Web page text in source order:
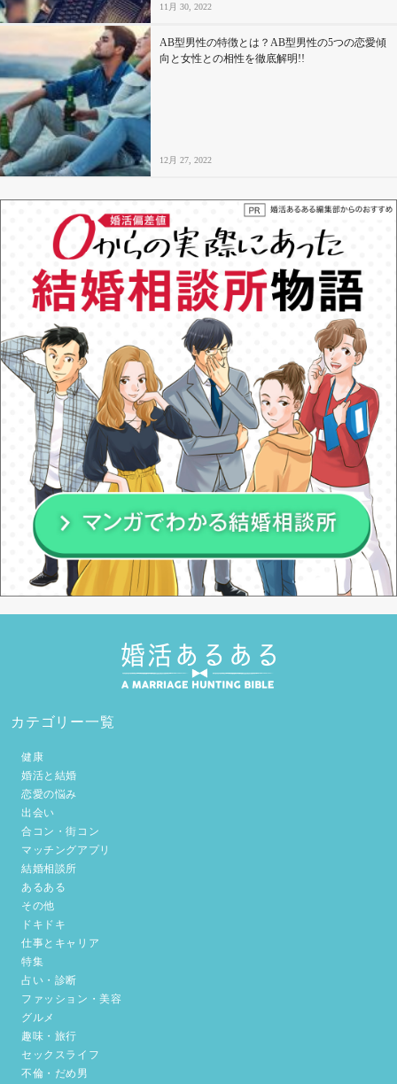
11月 30, 2022
AB型男性の特徴とは？AB型男性の5つの恋愛傾
向と女性との相性を徹底解明!!
12月 27, 2022
カテゴリー一覧
健康
婚活と結婚
恋愛の悩み
出会い
合コン・街コン
マッチングアプリ
結婚相談所
あるある
その他
ドキドキ
仕事とキャリア
特集
占い・診断
ファッション・美容
グルメ
趣味・旅行
セックスライフ
不倫・だめ男